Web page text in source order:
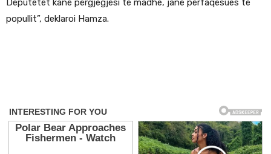
Deputetët kanë përgjegjësi të madhe, janë përfaqësues të
popullit”, deklaroi Hamza.